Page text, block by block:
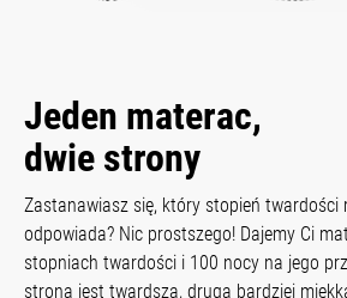
Jeden materac,
dwie strony
Zastanawiasz się, który stopień twardości
odpowiada? Nic prostszego! Dajemy Ci
stopniach twardości i 100 nocy na jego
strona jest twardsza, druga bardziej